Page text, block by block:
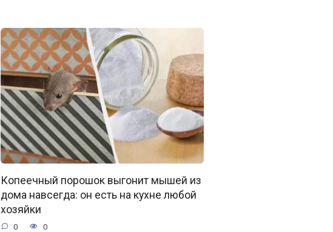
Копеечный порошок выгонит мышей из
дома навсегда: он есть на кухне любой
хозяйки
0 0